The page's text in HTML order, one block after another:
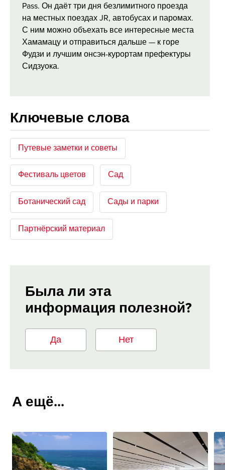
Pass. Он даёт три дня безлимитного проезда
на местных поездах JR, автобусах и паромах.
С ним можно объехать все интересные места
Хамамацу и отправиться дальше — к горе
Фудзи и лучшим онсэн-курортам префектуры
Сидзуока.
Ключевые слова
Путевые заметки и советы
Фестиваль цветов Сад
Ботанический сад Сады и парки
Партнёрский материал
Была ли эта
информация полезной?
Да Нет
А ещё...